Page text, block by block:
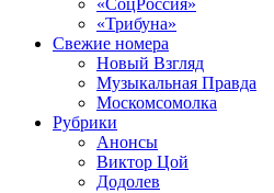
«Трибуна»
Свежие номера
Новый Взгляд
Музыкальная Правда
Москомсомолка
Рубрики
Анонсы
Виктор Цой
Додолев